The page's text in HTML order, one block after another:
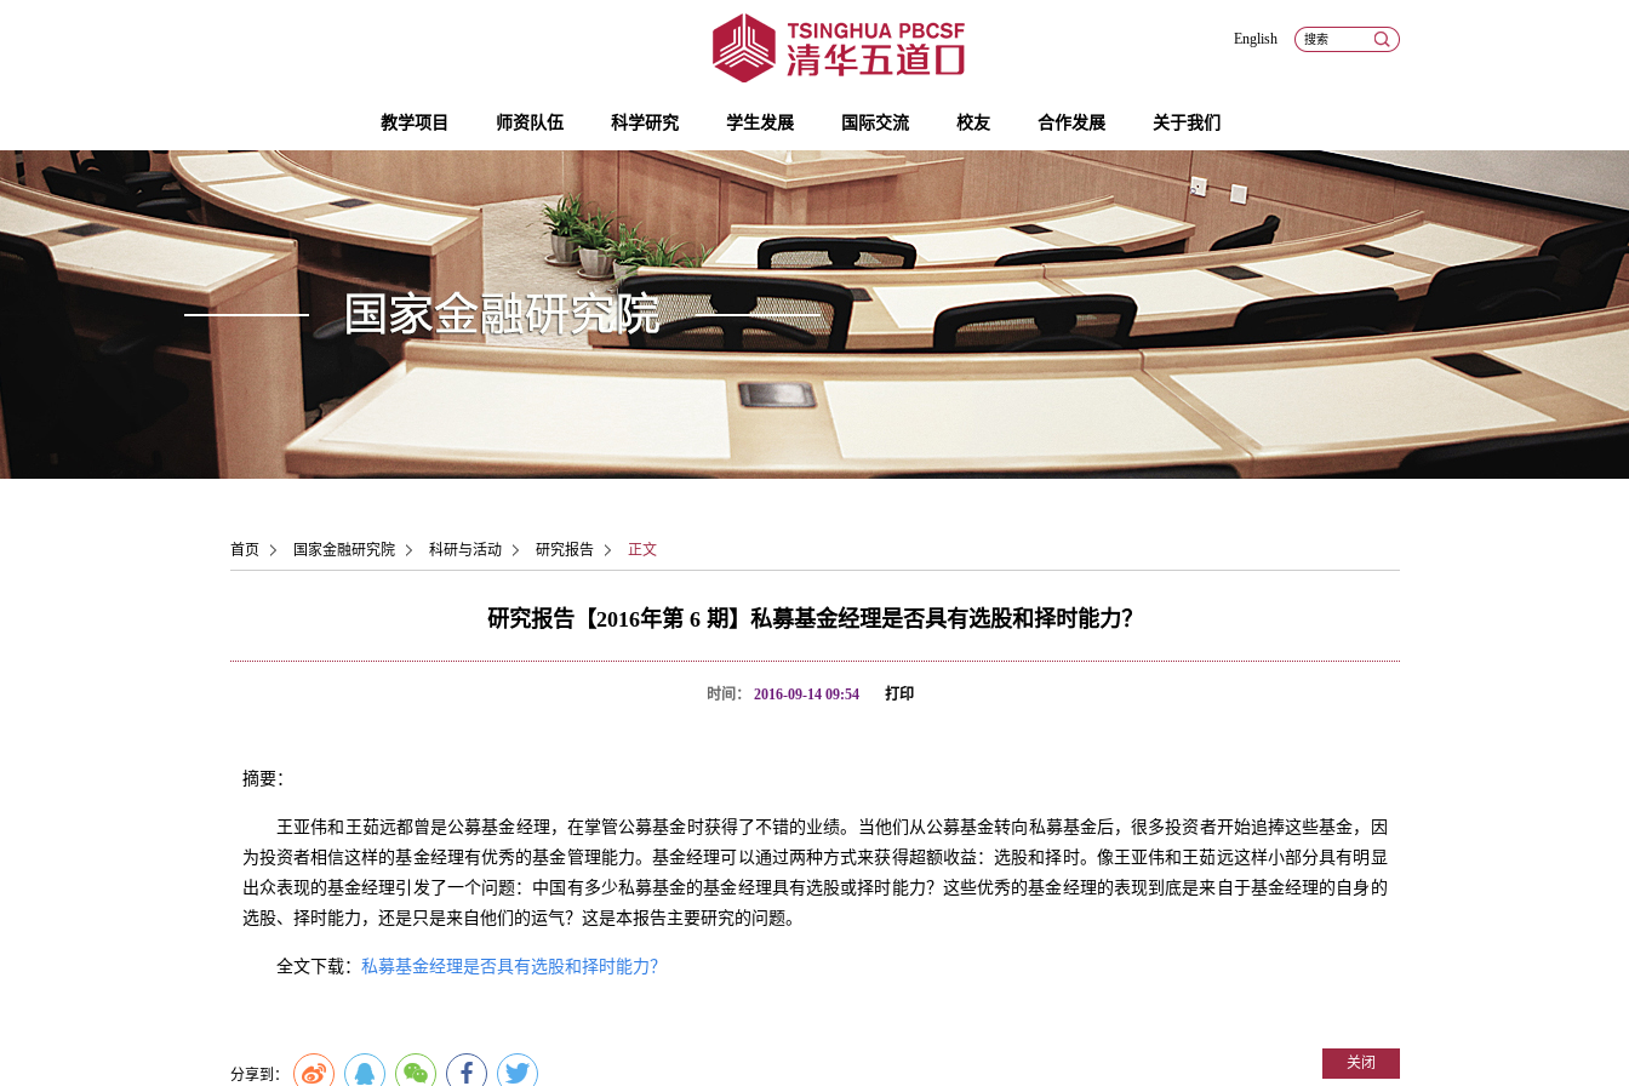
教学项目 师资队伍 科学研究 学生发展 国际交流 校友 合作发展 关于我们
English
首页 国家金融研究院 科研与活动 研究报告 正文
研究报告【2016年第 6 期】私募基金经理是否具有选股和择时能力？
时间： 2016-09-14 09:54 打印
摘要：
王亚伟和王茹远都曾是公募基金经理，在掌管公募基金时获得了不错的业绩。当他们从公募基金转向私募基金后，很多投资者开始追捧这些基金，因
为投资者相信这样的基金经理有优秀的基金管理能力。基金经理可以通过两种方式来获得超额收益：选股和择时。像王亚伟和王茹远这样小部分具有明显
出众表现的基金经理引发了一个问题：中国有多少私募基金的基金经理具有选股或择时能力？这些优秀的基金经理的表现到底是来自于基金经理的自身的
选股、择时能力，还是只是来自他们的运气？这是本报告主要研究的问题。
全文下载： 私募基金经理是否具有选股和择时能力？
分享到：
关闭